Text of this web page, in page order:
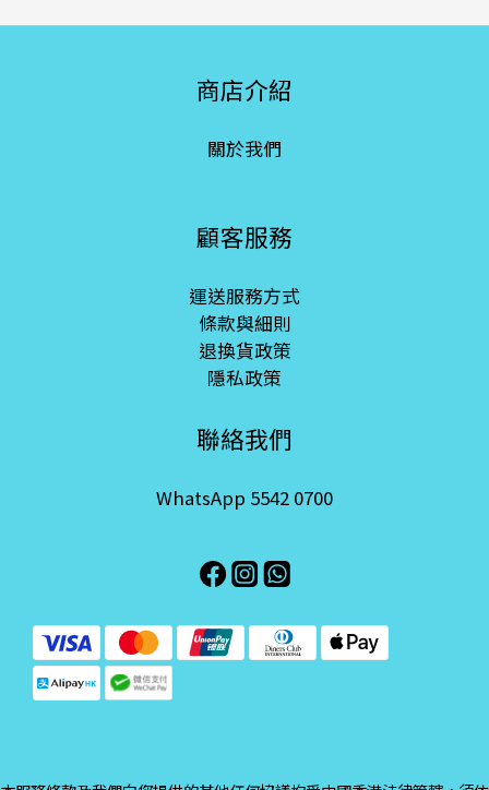
商店介紹
關於我們
顧客服務
運送服務方式
條款與細則
退換貨政策
隱私政策
聯絡我們
WhatsApp 5542 0700